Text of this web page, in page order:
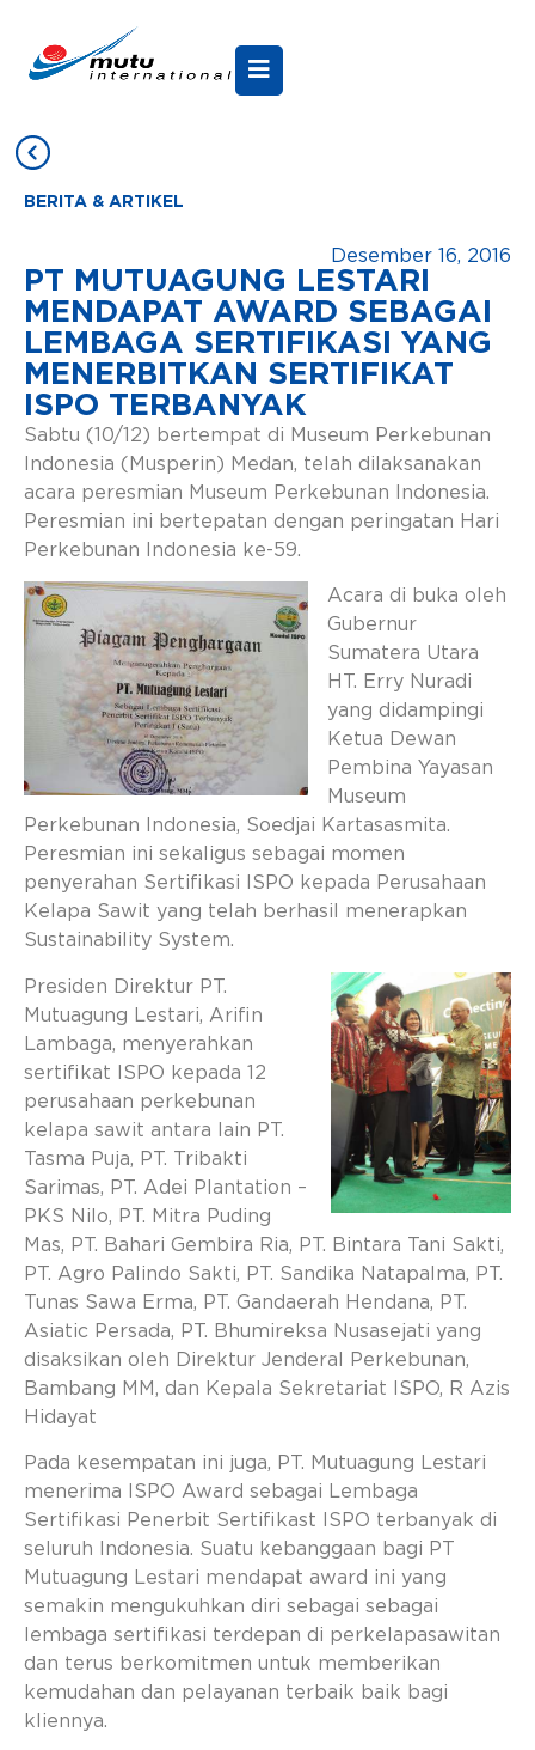
BERITA & ARTIKEL
Desember 16, 2016
PT MUTUAGUNG LESTARI
MENDAPAT AWARD SEBAGAI
LEMBAGA SERTIFIKASI YANG
MENERBITKAN SERTIFIKAT
ISPO TERBANYAK
Sabtu (10/12) bertempat di Museum Perkebunan
Indonesia (Musperin) Medan, telah dilaksanakan
acara peresmian Museum Perkebunan Indonesia.
Peresmian ini bertepatan dengan peringatan Hari
Perkebunan Indonesia ke-59.
Acara di buka oleh
Gubernur
Sumatera Utara
HT. Erry Nuradi
yang didampingi
Ketua Dewan
Pembina Yayasan
Museum
Perkebunan Indonesia, Soedjai Kartasasmita.
Peresmian ini sekaligus sebagai momen
penyerahan Sertifikasi ISPO kepada Perusahaan
Kelapa Sawit yang telah berhasil menerapkan
Sustainability System.
Presiden Direktur PT.
Mutuagung Lestari, Arifin
Lambaga, menyerahkan
sertifikat ISPO kepada 12
perusahaan perkebunan
kelapa sawit antara lain PT.
Tasma Puja, PT. Tribakti
Sarimas, PT. Adei Plantation –
PKS Nilo, PT. Mitra Puding
Mas, PT. Bahari Gembira Ria, PT. Bintara Tani Sakti,
PT. Agro Palindo Sakti, PT. Sandika Natapalma, PT.
Tunas Sawa Erma, PT. Gandaerah Hendana, PT.
Asiatic Persada, PT. Bhumireksa Nusasejati yang
disaksikan oleh Direktur Jenderal Perkebunan,
Bambang MM, dan Kepala Sekretariat ISPO, R Azis
Hidayat
Pada kesempatan ini juga, PT. Mutuagung Lestari
menerima ISPO Award sebagai Lembaga
Sertifikasi Penerbit Sertifikast ISPO terbanyak di
seluruh Indonesia. Suatu kebanggaan bagi PT
Mutuagung Lestari mendapat award ini yang
semakin mengukuhkan diri sebagai sebagai
lembaga sertifikasi terdepan di perkelapasawitan
dan terus berkomitmen untuk memberikan
kemudahan dan pelayanan terbaik baik bagi
kliennya.